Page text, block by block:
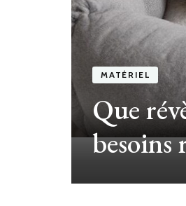
MATÉRIEL
Que
besoins